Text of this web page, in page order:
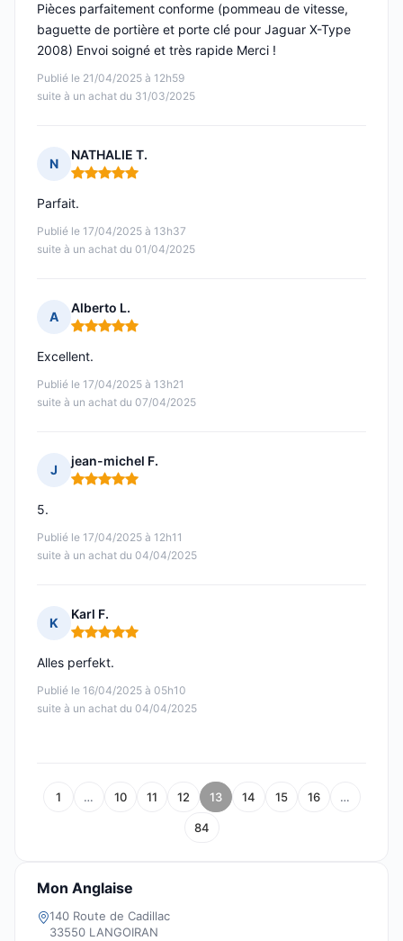
Publié le 21/04/2025 à 12h59
suite à un achat du 31/03/2025
Pièces parfaitement conforme (pommeau de vitesse,
baguette de portière et porte clé pour Jaguar X-Type
2008) Envoi soigné et très rapide Merci !
N
NATHALIE T.
Note : 5 sur 5
Publié le 17/04/2025 à 13h37
suite à un achat du 01/04/2025
Parfait.
A
Alberto L.
Note : 5 sur 5
Publié le 17/04/2025 à 13h21
suite à un achat du 07/04/2025
Excellent.
J
jean-michel F.
Note : 5 sur 5
Publié le 17/04/2025 à 12h11
suite à un achat du 04/04/2025
5.
K
Karl F.
Note : 5 sur 5
Publié le 16/04/2025 à 05h10
suite à un achat du 04/04/2025
Alles perfekt.
1 … 10 11 12 13 14 15 16 …
84
Mon Anglaise
140 Route de Cadillac
33550 LANGOIRAN